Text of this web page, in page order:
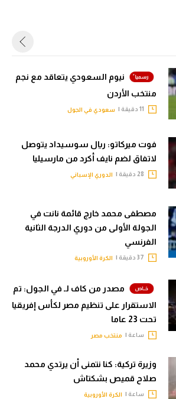
نيوم السعودي يتعاقد مع نجم
منتخب الأردن
سعودي في الجول
فوت ميركاتو: ريال سوسيداد يتوصل
لاتفاق لضم نايف أكرد من مارسيليا
الدوري الإسباني
مصطفى محمد خارج قائمة نانت في
الجولة الأولى من دوري الدرجة الثانية
الفرنسي
الكرة الأوروبية
مصدر من كاف لـ في الجول: تم
الاستقرار على تنظيم مصر لكأس إفريقيا
تحت 23 عاما
ساعة | منتخب مصر
وزيرة تركية: كنا نتمنى أن يرتدي محمد
صلاح قميص بشكتاش
ساعة | الكرة الأوروبية